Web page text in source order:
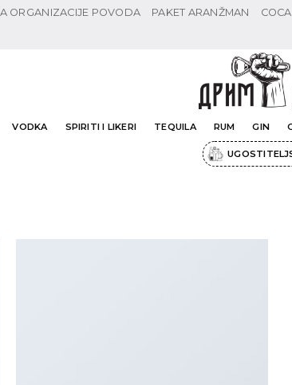
ORGANIZACIJE POVODA PAKET ARANŽMAN
VODKA SPIRITI I LIKERI TEQUILA RUM GIN